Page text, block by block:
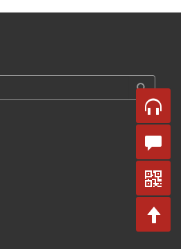
咨询
咨询
微信